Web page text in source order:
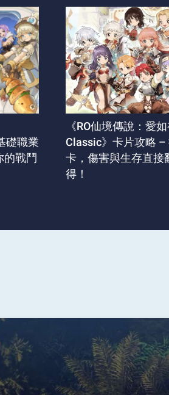
礎職業
的戰鬥
《RO仙境傳說：愛
Classic》卡片攻略 –
卡，傷害與生存直接
得！